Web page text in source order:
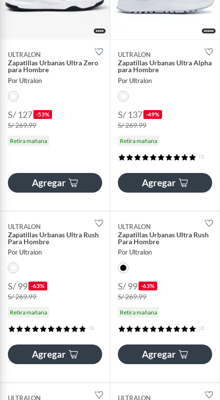
ULTRALON
Zapatillas Urbanas Ultra Zero
para Hombre
Por Ultralon
S/ 127 -53%
S/ 269.99
Retira mañana
Agregar
ULTRALON
Zapatillas Urbanas Ultra Alpha
para Hombre
Por Ultralon
S/ 137 -49%
S/ 269.99
Retira mañana
(1)
Agregar
ULTRALON
Zapatillas Urbanas Ultra Rush
Para Hombre
Por Ultralon
S/ 99 -63%
S/ 269.99
Retira mañana
(1)
Agregar
ULTRALON
Zapatillas Urbanas Ultra Rush
Para Hombre
Por Ultralon
S/ 99 -63%
S/ 269.99
Retira mañana
(2)
Agregar
ULTRALON ULTRALON